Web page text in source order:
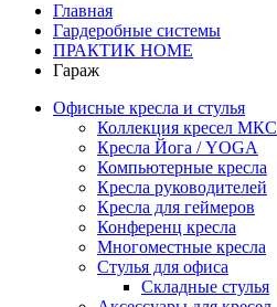
Главная
Гардеробные системы
ПРАКТИК HOME
Гараж
Офисные кресла и стулья
Коллекция кресел МКС
Кресла Йога / YOGA
Компьютерные кресла
Кресла руководителей
Кресла для геймеров
Конференц кресла
Многоместные кресла
Стулья для офиса
Складные стулья